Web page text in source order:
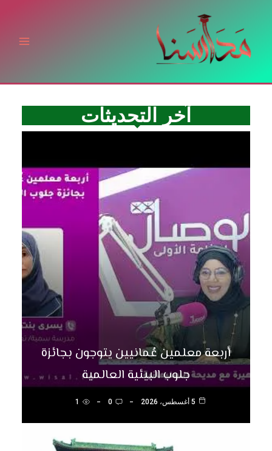
آخر التحديثات
أربعة معلمين عُمانيين يتوجون بجائزة
جلوب البيئية العالمية
5 أغسطس، 2026 0
1